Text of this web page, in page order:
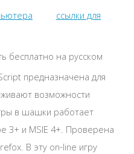
ссылки для
предназначена для
возможности
в шашки работает
3+ и MSIE 4+. Проверена
В эту on-line игру